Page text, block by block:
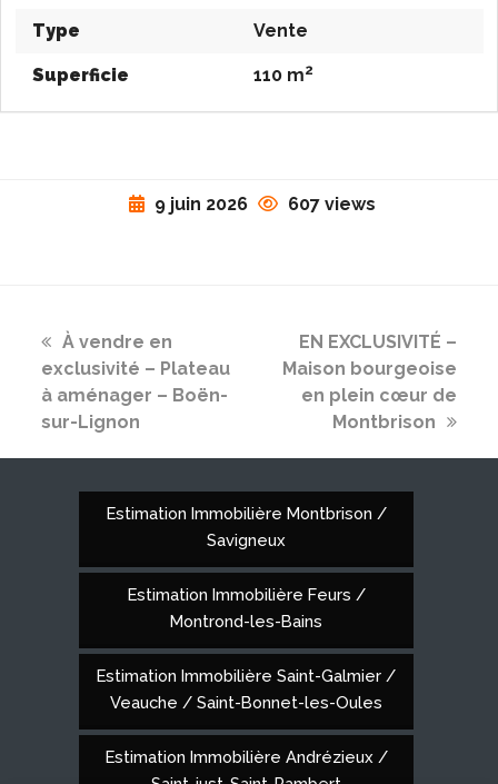
Type Vente
Superficie 110 m2
9 juin 2026 607 views
previous
post:
À vendre en
exclusivité – Plateau
à aménager – Boën-
sur-Lignon
next
post:
EN EXCLUSIVITÉ –
Maison bourgeoise
en plein cœur de
Montbrison
Estimation Immobilière Montbrison /
Savigneux
Estimation Immobilière Feurs /
Montrond-les-Bains
Estimation Immobilière Saint-Galmier /
Veauche / Saint-Bonnet-les-Oules
Estimation Immobilière Andrézieux /